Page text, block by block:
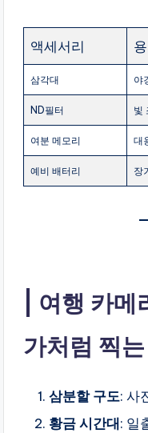
액세서리
삼각대 야
ND필터 빛
여분 메모리 대
예비 배터리 장
여행 카메
가처럼 찍
삼분할 구도: 사
황금 시간대: 일